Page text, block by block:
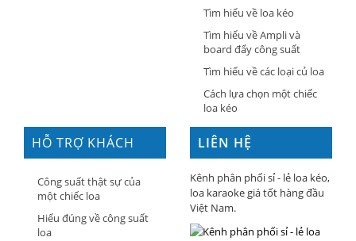
Tìm hiểu về loa kéo
Tìm hiểu về Ampli và
board đẩy công suất
Tìm hiểu về các loại củ loa
Cách lựa chọn một chiếc
loa kéo
HỖ TRỢ KHÁCH
HÀNG
Công suất thật sự của
một chiếc loa
Hiểu đúng về công suất
loa
LIÊN HỆ
Kênh phân phối sỉ - lẻ loa kéo,
loa karaoke giá tốt hàng đầu
Việt Nam.